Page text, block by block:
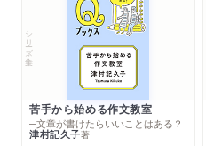
シリーズ・全集
苦手から始める作文教室
─文章が書けたらいいことはある？
津村記久子著